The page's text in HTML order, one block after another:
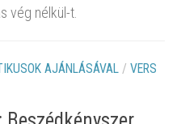
vég nélkül-t.
AJÁNLÁSÁVAL / VERS